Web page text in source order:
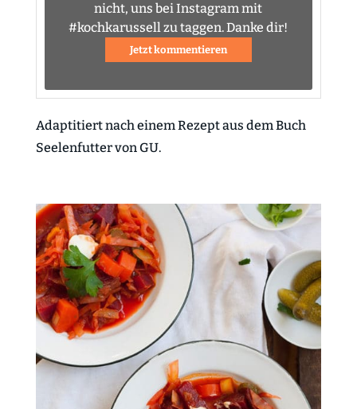
nicht, uns bei Instagram mit
#kochkarussell zu taggen. Danke dir!
Jetzt kommentieren
Adaptitiert nach einem Rezept aus dem Buch
Seelenfutter von GU.